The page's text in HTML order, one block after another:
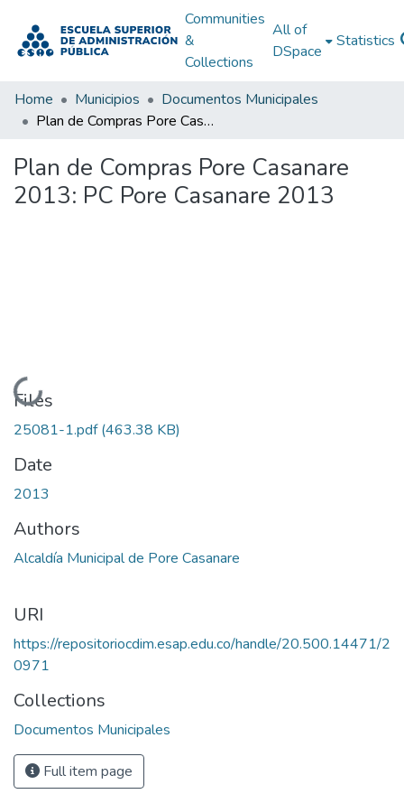
Communities
&
Collections
All of
DSpace
Statistics
Home Municipios
Documentos Municipales
Plan de Compras Pore Casanare 2013: PC Pore Casanare 2013
Plan de Compras Pore Casanare
2013: PC Pore Casanare 2013
Loading...
Files
25081-1.pdf(463.38 KB)
Date
2013
Authors
Alcaldía Municipal de Pore Casanare
URI
https://repositoriocdim.esap.edu.co/handle/20.500.14471/2
0971
Collections
Documentos Municipales
Full item page